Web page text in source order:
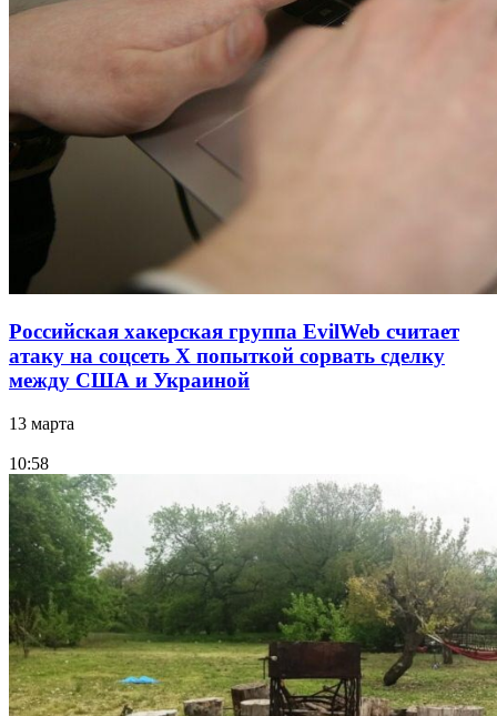
Российская хакерская группа EvilWeb считает
атаку на соцсеть Х попыткой сорвать сделку
между США и Украиной
13 марта
10:58